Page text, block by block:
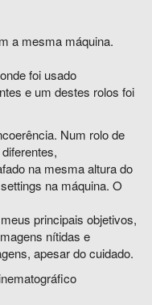
a mesma máquina.
foi usado
e um destes rolos foi
Num rolo de
na mesma altura do
na máquina. O
principais objetivos,
nítidas e
apesar do cuidado.